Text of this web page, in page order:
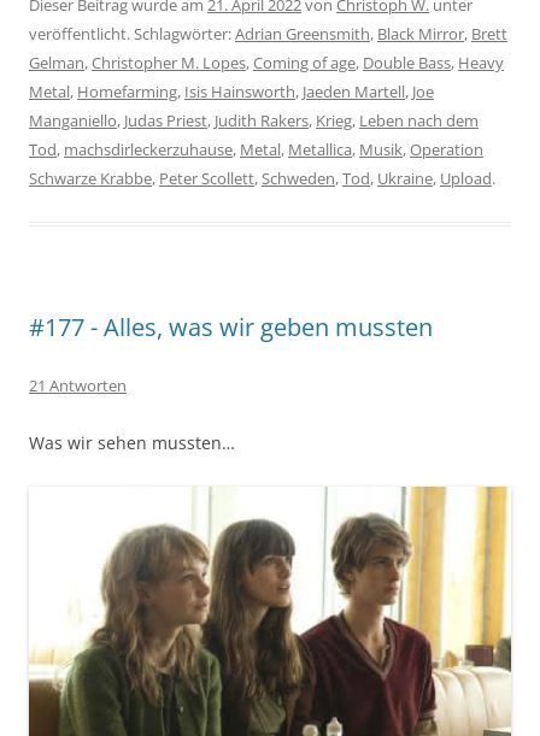
Dieser Beitrag wurde am 21. April 2022von Christoph W. unter
veröffentlicht. Schlagwörter:Adrian Greensmith, Black Mirror, Brett
Gelman,Christopher M. Lopes,Coming of age, Double Bass, Heavy
Metal, Homefarming, Isis Hainsworth, Jaeden Martell, Joe
Manganiello, Judas Priest, Judith Rakers, Krieg, Leben nach dem
Tod, machsdirleckerzuhause, Metal, Metallica, Musik,Operation
Schwarze Krabbe, Peter Scollett,Schweden,Tod, Ukraine, Upload.
#177 - Alles, was wir geben mussten
21 Antworten
Was wir sehen mussten…